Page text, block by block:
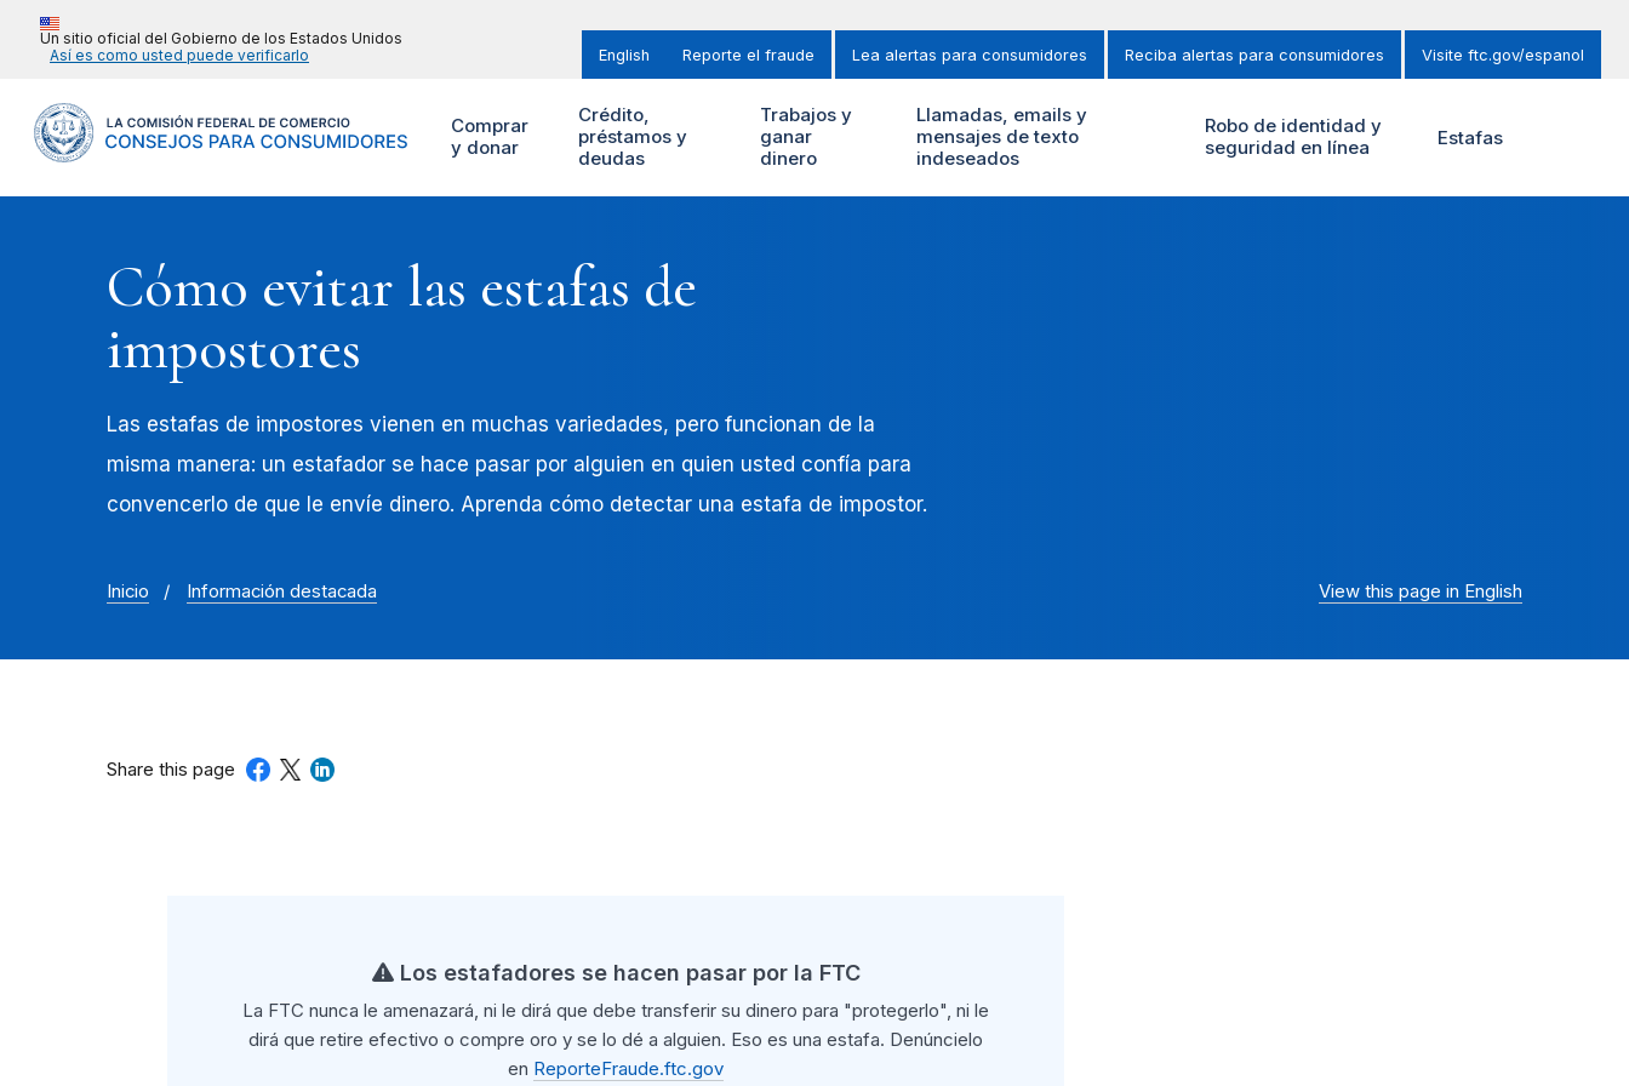
Un sitio oficial del Gobierno de los Estados Unidos
Así es como usted puede verificarlo
English Reporte el fraude Lea alertas para consumidores Reciba alertas para consumidores Visite ftc.gov/espanol
Comprar
y donar
Crédito,
préstamos y
deudas
Trabajos y
ganar
dinero
Llamadas, emails y
mensajes de texto
indeseados
Robo de identidad y
seguridad en línea
Estafas
Cómo evitar las estafas de
impostores
Las estafas de impostores vienen en muchas variedades, pero funcionan de la
misma manera: un estafador se hace pasar por alguien en quien usted confía para
convencerlo de que le envíe dinero. Aprenda cómo detectar una estafa de impostor.
Inicio Información destacada View this page in English
Share this page
Los estafadores se hacen pasar por la FTC
La FTC nunca le amenazará, ni le dirá que debe transferir su dinero para "protegerlo", ni le
dirá que retire efectivo o compre oro y se lo dé a alguien. Eso es una estafa. Denúncielo
en ReporteFraude.ftc.gov